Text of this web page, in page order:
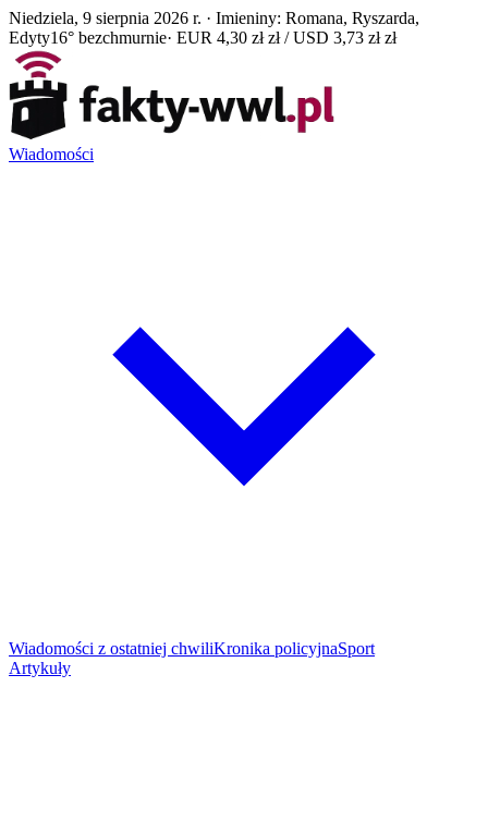
Niedziela, 9 sierpnia 2026 r. · Imieniny: Romana, Ryszarda,
Edyty16° bezchmurnie· EUR 4,30 zł zł / USD 3,73 zł zł
Wiadomości
Wiadomości z ostatniej chwiliKronika policyjnaSport
Artykuły